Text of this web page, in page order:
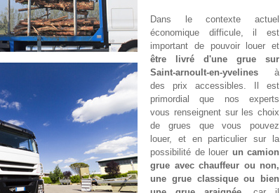
Dans le contexte actuel
économique difficule, il est
important de pouvoir louer et
être livré d'une grue sur
Saint-arnoult-en-yvelines à
des prix accessibles. Il est
primordial que nos experts
vous renseignent sur les choix
de grues que vous pouvez
louer, et en particulier sur la
possibilité de louer un camion
grue avec chauffeur ou non,
une grue classique ou bien